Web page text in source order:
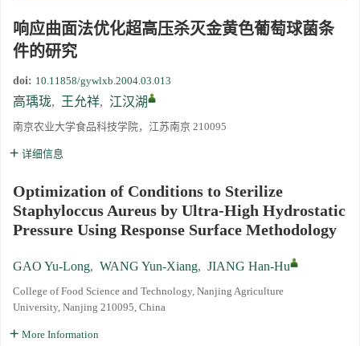
《高压物理学报》第二届青年编委会招募启事
《高压物理学报》2023年度优秀审稿人和优秀论文评选结果
第十四届全国爆炸力学学术会议 第二轮通知
通知
《高压物理学报》第三届青年编委会招募启事
响应曲面法优化超高压杀灭金黄色葡萄球菌条
件的研究
doi: 10.11858/gywlxb.2004.03.013
高瑀珑, 王允祥, 江汉湖
南京农业大学食品科技学院，江苏南京 210095
详细信息
Optimization of Conditions to Sterilize
Staphyloccus Aureus by Ultra-High Hydrostatic
Pressure Using Response Surface Methodology
GAO Yu-Long, WANG Yun-Xiang, JIANG Han-Hu
College of Food Science and Technology, Nanjing Agriculture
University, Nanjing 210095, China
More Information